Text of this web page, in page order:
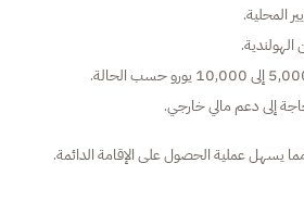
المحلية.
إلى دعم مالي خارجي.
يسهل عملية الحصول على الإقامة الدائمة.